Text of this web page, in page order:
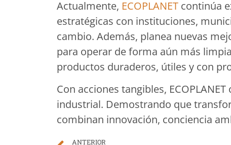
Actualmente, ECOPLANET continúa
estratégicas con instituciones,
cambio. Además, planea nuevas
para operar de forma aún más
productos duraderos, útiles y con
Con acciones tangibles,
industrial. Demostrando que
combinan innovación, conciencia
ANTERIOR